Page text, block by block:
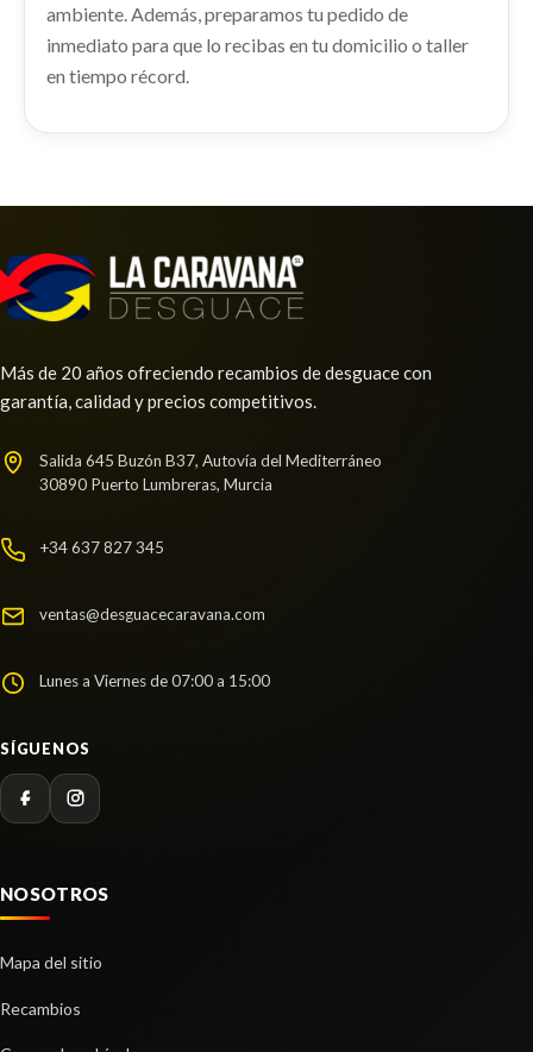
434200D740
TRANSMISION DELANTERA IZQUIERDA... usado.
TOYOTA YARIS CROSS HYBRID 2WD ACTIVE TECH
TOYOTA YARIS CROSS HYBRID 2WD ACTIVE TECH
Ref: 2259906
Consultar
AMORTIGUADOR TRASERO IZQUIERDO usado.
Ref: 2259871
ambiente. Además, preparamos tu pedido de
inmediato para que lo recibas en tu domicilio o taller
en tiempo récord.
Más de 20 años ofreciendo recambios de desguace con
garantía, calidad y precios competitivos.
Salida 645 Buzón B37, Autovía del Mediterráneo
30890 Puerto Lumbreras, Murcia
+34 637 827 345
ventas@desguacecaravana.com
Lunes a Viernes de 07:00 a 15:00
SÍGUENOS
NOSOTROS
Mapa del sitio
Recambios